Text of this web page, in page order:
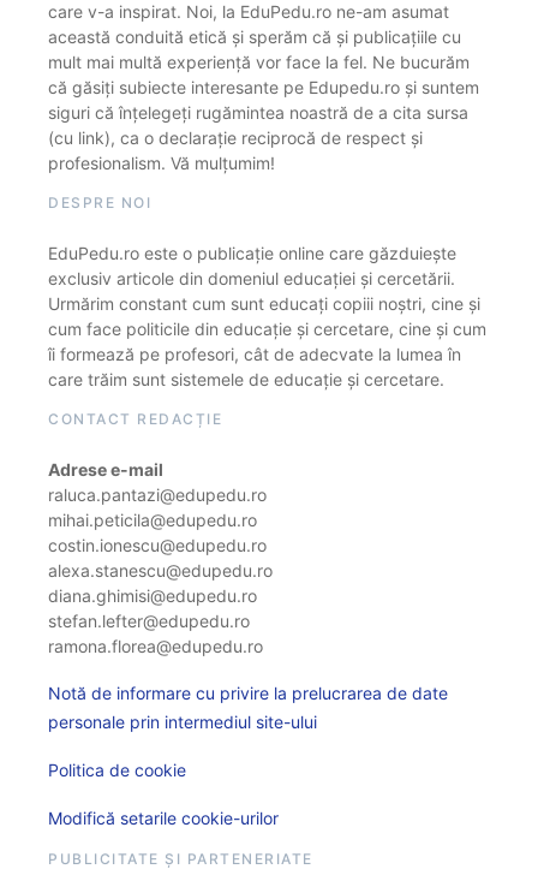
care v-a inspirat. Noi, la EduPedu.ro ne-am asumat
această conduită etică și sperăm că și publicațiile cu
mult mai multă experiență vor face la fel. Ne bucurăm
că găsiți subiecte interesante pe Edupedu.ro și suntem
siguri că înțelegeți rugămintea noastră de a cita sursa
(cu link), ca o declarație reciprocă de respect și
profesionalism. Vă mulțumim!
DESPRE NOI
EduPedu.ro este o publicație online care găzduiește
exclusiv articole din domeniul educației și cercetării.
Urmărim constant cum sunt educați copiii noștri, cine și
cum face politicile din educație și cercetare, cine și cum
îi formează pe profesori, cât de adecvate la lumea în
care trăim sunt sistemele de educație și cercetare.
CONTACT REDACȚIE
Adrese e-mail
raluca.pantazi@edupedu.ro
mihai.peticila@edupedu.ro
costin.ionescu@edupedu.ro
alexa.stanescu@edupedu.ro
diana.ghimisi@edupedu.ro
stefan.lefter@edupedu.ro
ramona.florea@edupedu.ro
Notă de informare cu privire la prelucrarea de date
personale prin intermediul site-ului
Politica de cookie
Modifică setarile cookie-urilor
PUBLICITATE ȘI PARTENERIATE